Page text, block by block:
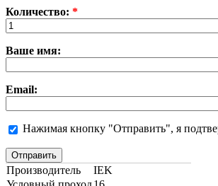
Количество: *
Ваше имя:
Email:
Нажимая кнопку "Отправить", я
Производитель
IEK